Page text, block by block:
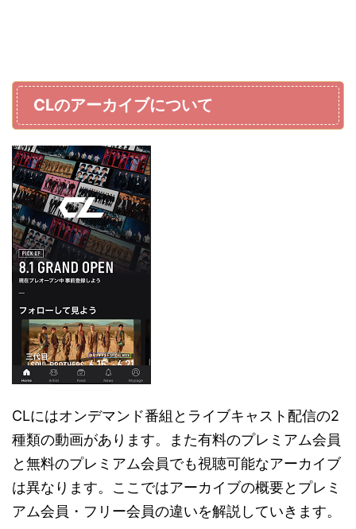
CLのアーカイブについて
CLにはオンデマンド番組とライブキャスト配信の2
種類の動画があります。また有料のプレミアム会員
と無料のプレミアム会員でも視聴可能なアーカイブ
は異なります。ここではアーカイブの概要とプレミ
アム会員・フリー会員の違いを解説していきます。